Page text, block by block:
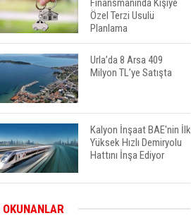
Finansmanında Kişiye
Özel Terzi Usulü
Planlama
Urla’da 8 Arsa 409
Milyon TL’ye Satışta
Kalyon İnşaat BAE'nin İlk
Yüksek Hızlı Demiryolu
Hattını İnşa Ediyor
OKUNANLAR